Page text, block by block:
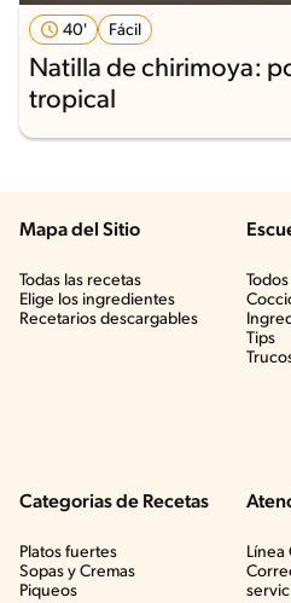
40' Fácil
Natilla de chirimoya:
tropical
Mapa del Sitio
Todas las recetas
Elige los ingredientes
Recetarios descargables
Tips
Categorias de Recetas
Platos fuertes
Sopas y Cremas
Piqueos
Línea